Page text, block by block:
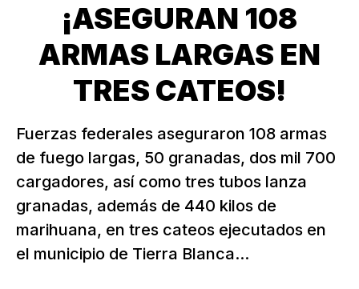
¡ASEGURAN 108
ARMAS LARGAS EN
TRES CATEOS!
Fuerzas federales aseguraron 108 armas
de fuego largas, 50 granadas, dos mil 700
cargadores, así como tres tubos lanza
granadas, además de 440 kilos de
marihuana, en tres cateos ejecutados en
el municipio de Tierra Blanca...